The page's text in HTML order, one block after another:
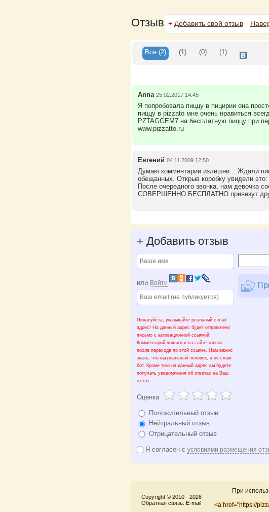
Отзывы
+ Добавить свой отзыв
Все(2) (1) (0) (1)
Anna 25.02.2017 14:45
Я попробовала пиццу в пицирии она
пиццу в pizzato мне очень нравиться
PZTAGGEM7 на бесплатную пиццу при
www.pizzatto.ru
Евгений 04.11.2009 12:50
Думаю комментарии излишни... Ждали
обещанных. Открыв коробку увидели это:
После очередного звонка, нам девочка
СОВЕРШЕННО БЕСПЛАТНО привезут
+ Добавить отзыв
или Войти
Пожалуйста, указывайте реальный e-mail
адрес! На данный адрес будет отправлено
письмо с активационной ссылкой.
Комментарий появится на сайте только
после перехода по этой ссылке. Нам важно
знать, что вы реальный человек, а не спам-
бот. Кроме того на данный адрес вы будете
получать уведомления об ответах на Ваш
отзыв.
Оценка
Положительный отзыв
Нейтральный отзыв
Отрицательный отзыв
Я согласен с условиями размещения
Copyright © 2010 - 2026
Обратная связь: E-mail
При
<a href="https://